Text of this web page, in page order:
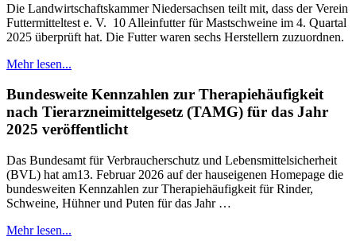
Die Landwirtschaftskammer Niedersachsen teilt mit, dass der Verein
Futtermitteltest e. V. 10 Alleinfutter für Mastschweine im 4. Quartal
2025 überprüft hat. Die Futter waren sechs Herstellern zuzuordnen.
Mehr lesen...
Bundesweite Kennzahlen zur Therapiehäufigkeit
nach Tierarzneimittelgesetz (TAMG) für das Jahr
2025 veröffentlicht
Das Bundesamt für Verbraucherschutz und Lebensmittelsicherheit
(BVL) hat am13. Februar 2026 auf der hauseigenen Homepage die
bundesweiten Kennzahlen zur Therapiehäufigkeit für Rinder,
Schweine, Hühner und Puten für das Jahr …
Mehr lesen...